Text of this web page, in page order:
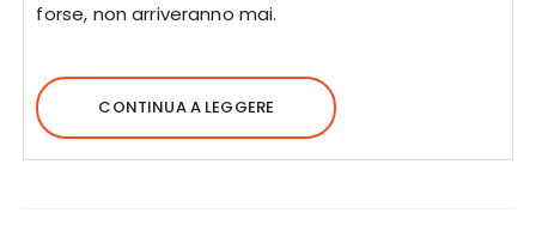
forse, non arriveranno mai.
CONTINUA A LEGGERE